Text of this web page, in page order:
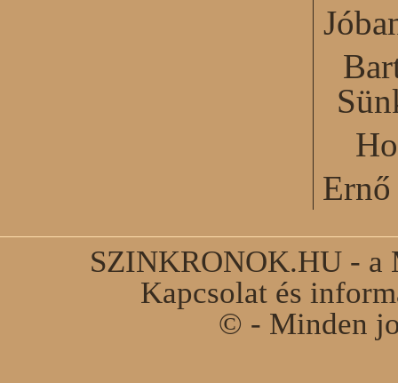
SZINKRONOK.HU - a
Kapcsolat és
© - Minden